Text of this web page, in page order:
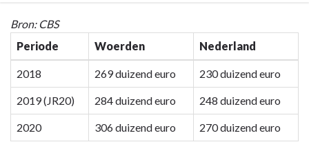
Terug
naar
Programma
Algemene
inkomsten
Bron: CBS
Periode
Woerden Nederland
2018 269 duizend euro 230 duizend euro
2019 (JR20) 284 duizend euro 248 duizend euro
2020 306 duizend euro 270 duizend euro